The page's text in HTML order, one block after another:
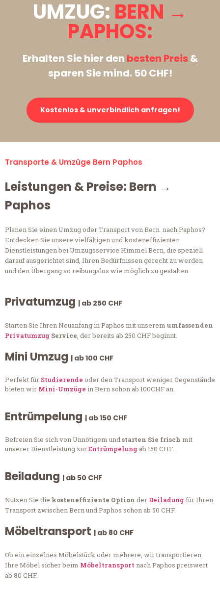
UMZUG: BERN →
PAPHOS:
Erhalten Sie hier den besten Preis&
sparen Sie mind. 50 CHF!
Kostenlos & unverbindlich anfragen!
Transporte & Umzüge Bern Paphos
Leistungen & Preise: Bern →
Paphos
Planen Sie einen Umzug oder Transport von Bern nach Paphos?
Entdecken Sie unsere vielfältigen und kosteneffizienten
Dienstleistungen bei Umzugsservice Himmel Bern, die speziell
darauf ausgerichtet sind, Ihren Bedürfnissen gerecht zu werden
und den Übergang so reibungslos wie möglich zu gestalten.
Privatumzug | ab 250 CHF
Starten Sie Ihren Neuanfang in Paphos mit unserem umfassenden
Privatumzug Service, der bereits ab 250 CHF beginnt.
Mini Umzug | ab 100 CHF
Perfekt für Studierende oder den Transport weniger Gegenstände
bieten wir Mini-Umzüge in Bern schon ab 100CHF an.
Entrümpelung | ab 150 CHF
Befreien Sie sich von Unnötigem undstarten Sie frisch mit
unserer Dienstleistung zurEntrümpelung ab 150 CHF.
Beiladung | ab 50 CHF
Nutzen Sie die kosteneffiziente Option der Beiladung für Ihren
Transport zwischen Bern und Paphos schon ab 50 CHF.
Möbeltransport | ab 80 CHF
Ob ein einzelnes Möbelstück oder mehrere, wir transportieren
Ihre Möbel sicher beim Möbeltransportnach Paphos preiswert
ab 80 CHF.